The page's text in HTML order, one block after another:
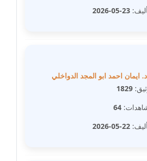
23-05-2026
د. ايمان احمد ابو المجد الدواخلي
1829
64
22-05-2026